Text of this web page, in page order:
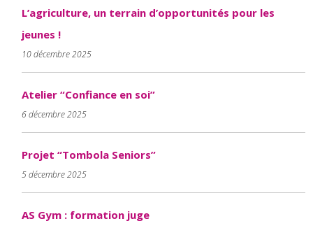
L’agriculture, un terrain d’opportunités pour les
jeunes !
10 décembre 2025
Atelier “Confiance en soi”
6 décembre 2025
Projet “Tombola Seniors”
5 décembre 2025
AS Gym : formation juge